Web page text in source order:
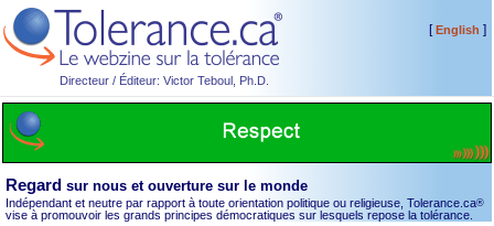
Directeur / Éditeur: Victor Teboul, Ph.D.
[English ]
Regard sur nous et ouverture sur le monde
Indépendant et neutre par rapport à toute orientation politique ou religieuse, Tolerance.ca®
vise à promouvoir les grands principes démocratiques sur lesquels repose la tolérance.